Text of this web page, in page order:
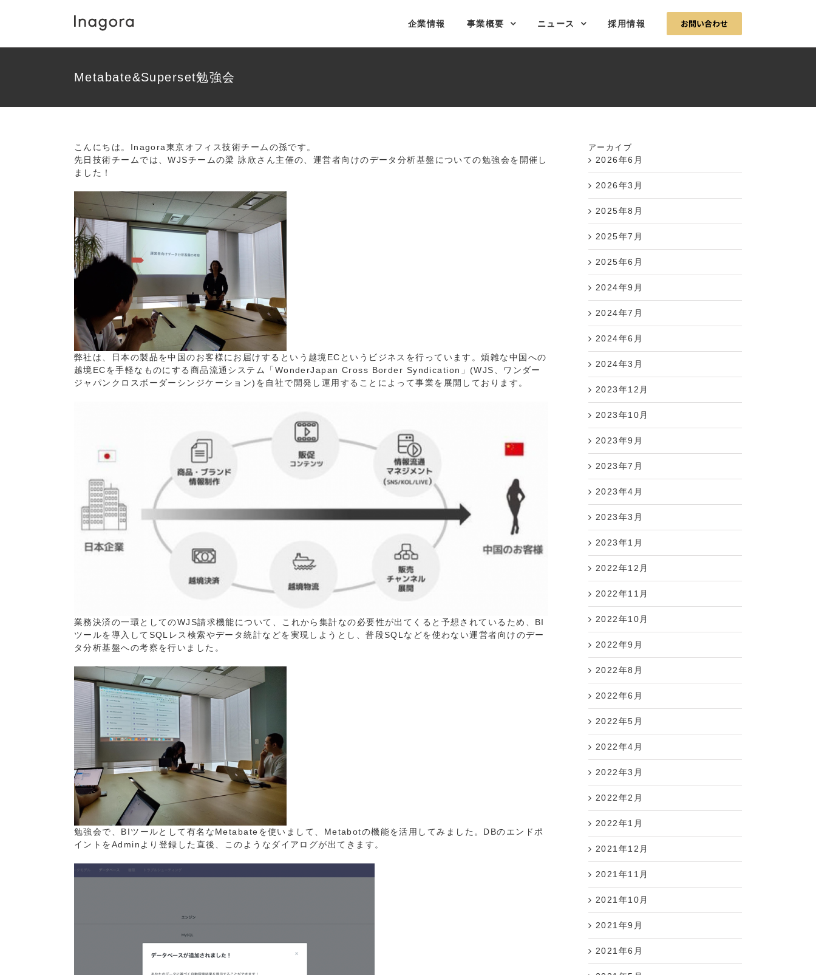
企業情報 事業概要 ニュース 採用情報 お問い合わせ
Metabate&Superset勉強会
こんにちは。Inagora東京オフィス技術チームの孫です。
先日技術チームでは、WJSチームの梁 詠欣さん主催の、運営者向けのデータ分析基盤についての勉強会を開催し
ました！
弊社は、日本の製品を中国のお客様にお届けするという越境ECというビジネスを行っています。煩雑な中国への
越境ECを手軽なものにする商品流通システム「WonderJapan Cross Border Syndication」(WJS、ワンダー
ジャパンクロスボーダーシンジケーション)を自社で開発し運用することによって事業を展開しております。
業務決済の一環としてのWJS請求機能について、これから集計なの必要性が出てくると予想されているため、BI
ツールを導入してSQLレス検索やデータ統計などを実現しようとし、普段SQLなどを使わない運営者向けのデー
タ分析基盤への考察を行いました。
勉強会で、BIツールとして有名なMetabateを使いまして、Metabotの機能を活用してみました。DBのエンドポ
イントをAdminより登録した直後、このようなダイアログが出てきます。
アーカイブ
2026年6月
2026年3月
2025年8月
2025年7月
2025年6月
2024年9月
2024年7月
2024年6月
2024年3月
2023年12月
2023年10月
2023年9月
2023年7月
2023年4月
2023年3月
2023年1月
2022年12月
2022年11月
2022年10月
2022年9月
2022年8月
2022年6月
2022年5月
2022年4月
2022年3月
2022年2月
2022年1月
2021年12月
2021年11月
2021年10月
2021年9月
2021年6月